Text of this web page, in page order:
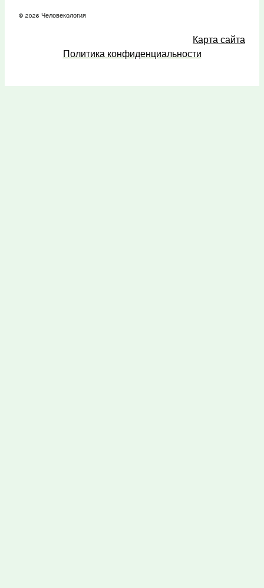
© 2026 Человекология
Карта сайта
Политика конфиденциальности